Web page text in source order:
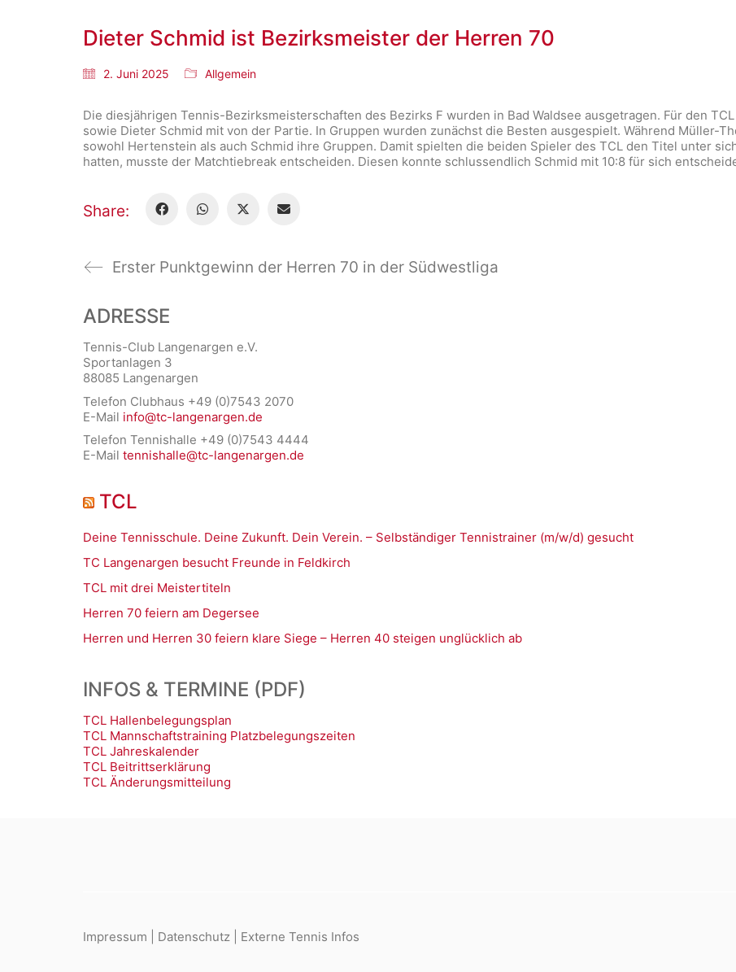
Dieter Schmid ist Bezirksmeister der Herren 70
2. Juni 2025 Allgemein
Die diesjährigen Tennis-Bezirksmeisterschaften des Bezirks F wurden in Bad Waldsee ausgetragen. Für den
sowie Dieter Schmid mit von der Partie. In Gruppen wurden zunächst die Besten ausgespielt. Während Müller-
sowohl Hertenstein als auch Schmid ihre Gruppen. Damit spielten die beiden Spieler des TCL den Titel unter
hatten, musste der Matchtiebreak entscheiden. Diesen konnte schlussendlich Schmid mit 10:8 für sich
Share:
Erster Punktgewinn der Herren 70 in der Südwestliga
ADRESSE
Tennis-Club Langenargen e.V.
Sportanlagen 3
88085 Langenargen
Telefon Clubhaus +49 (0)7543 2070
E-Mail info@tc-langenargen.de
Telefon Tennishalle +49 (0)7543 4444
E-Mail tennishalle@tc-langenargen.de
TCL
Deine Tennisschule. Deine Zukunft. Dein Verein. – Selbständiger Tennistrainer (m/w/d) gesucht
TC Langenargen besucht Freunde in Feldkirch
TCL mit drei Meistertiteln
Herren 70 feiern am Degersee
Herren und Herren 30 feiern klare Siege – Herren 40 steigen unglücklich ab
INFOS & TERMINE (PDF)
TCL Hallenbelegungsplan
TCL Mannschaftstraining Platzbelegungszeiten
TCL Jahreskalender
TCL Beitrittserklärung
TCL Änderungsmitteilung
Impressum Datenschutz Externe Tennis Infos